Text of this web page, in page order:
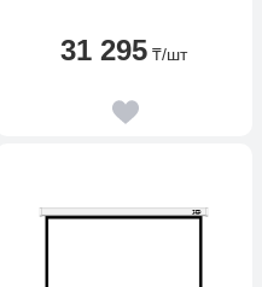
31 295 ₸/шт